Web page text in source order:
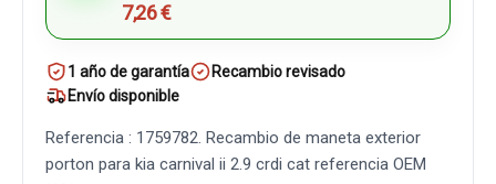
7,26 €
1 año de garantía
Recambio revisado
Envío disponible
Referencia : 1759782. Recambio de maneta exterior
porton para kia carnival ii 2.9 crdi cat referencia OEM